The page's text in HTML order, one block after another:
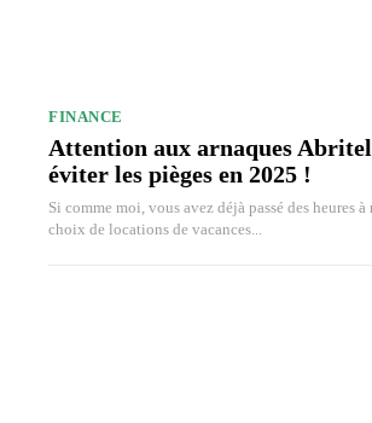
FINANCE
Attention aux arnaques
éviter les pièges en 2025 !
Si comme moi, vous avez déjà passé des heures à
choix de locations de vacances...